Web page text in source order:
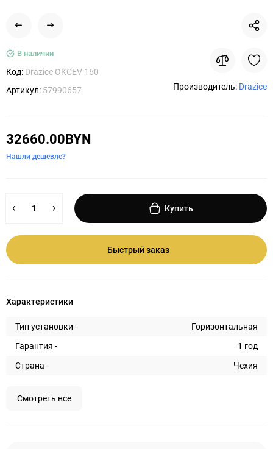
В наличии
Код: Drazice OKCEV 160
Артикул: 57990657 Производитель: Drazice
32660.00BYN
Нашли дешевле?
Купить
Быстрый заказ
Характеристики
Тип установки -
Горизонтальная
Гарантия -
1 год
Страна -
Чехия
Смотреть все